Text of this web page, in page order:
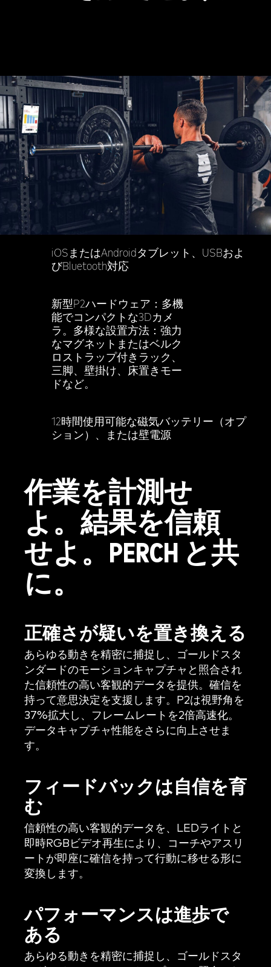
iOSまたはAndroidタブレット、USBおよ
びBluetooth対応
新型P2ハードウェア：多機
能でコンパクトな3Dカメ
ラ。多様な設置方法：強力
なマグネットまたはベルク
ロストラップ付きラック、
三脚、壁掛け、床置きモー
ドなど。
12時間使用可能な磁気バッテリー（オプ
ション）、または壁電源
作業を計測せ
よ。結果を信頼
せよ。PERCH と共
に。
正確さが疑いを置き換える
あらゆる動きを精密に捕捉し、ゴールドスタ
ンダードのモーションキャプチャと照合され
た信頼性の高い客観的データを提供。確信を
持って意思決定を支援します。P2は視野角を
37%拡大し、フレームレートを2倍高速化。
データキャプチャ性能をさらに向上させま
す。
フィードバックは自信を育
む
信頼性の高い客観的データを、LEDライトと
即時RGBビデオ再生により、コーチやアスリ
ートが即座に確信を持って行動に移せる形に
変換します。
パフォーマンスは進歩で
ある
あらゆる動きを精密に捕捉し、ゴールドスタ